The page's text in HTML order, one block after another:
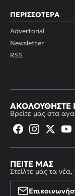
ΠΕΡΙΣΣΌΤΕΡΑ
Advertorial
Newsletter
RSS
ΑΚΟΛΟΥΘΉΣΤΕ
Βρείτε μας στα
ΠΕΊΤΕ ΜΑΣ
Στείλτε μας τα